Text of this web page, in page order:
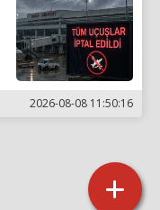
2026-08-08 11:50:16